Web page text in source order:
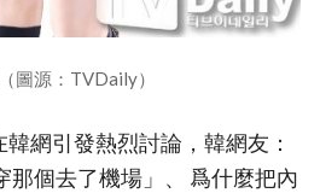
圖源：TVDaily）
網引發熱烈討論，韓網友：
那個去了機場」、 爲什麼把內